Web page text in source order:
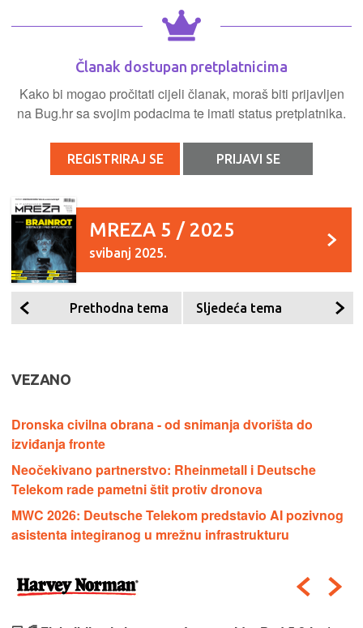
Članak dostupan pretplatnicima
Kako bi mogao pročitati cijeli članak, moraš biti prijavljen
na Bug.hr sa svojim podacima te imati status pretplatnika.
REGISTRIRAJ SE PRIJAVI SE
MREZA 5 / 2025
svibanj 2025.
Prethodna tema Sljedeća tema
VEZANO
Dronska civilna obrana - od snimanja dvorišta do
izviđanja fronte
Neočekivano partnerstvo: Rheinmetall i Deutsche
Telekom rade pametni štit protiv dronova
MWC 2026: Deutsche Telekom predstavio AI pozivnog
asistenta integiranog u mrežnu infrastrukturu